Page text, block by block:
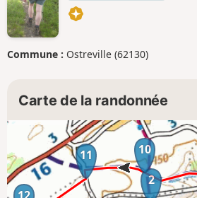
Commune : Ostreville (62130)
Carte de la randonnée
2
10
11